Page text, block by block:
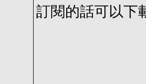
訂閱的話可以下